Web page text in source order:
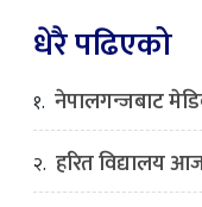
धेरै पढिएको
१. नेपालगन्जबाट
२. हरित विद्यालय